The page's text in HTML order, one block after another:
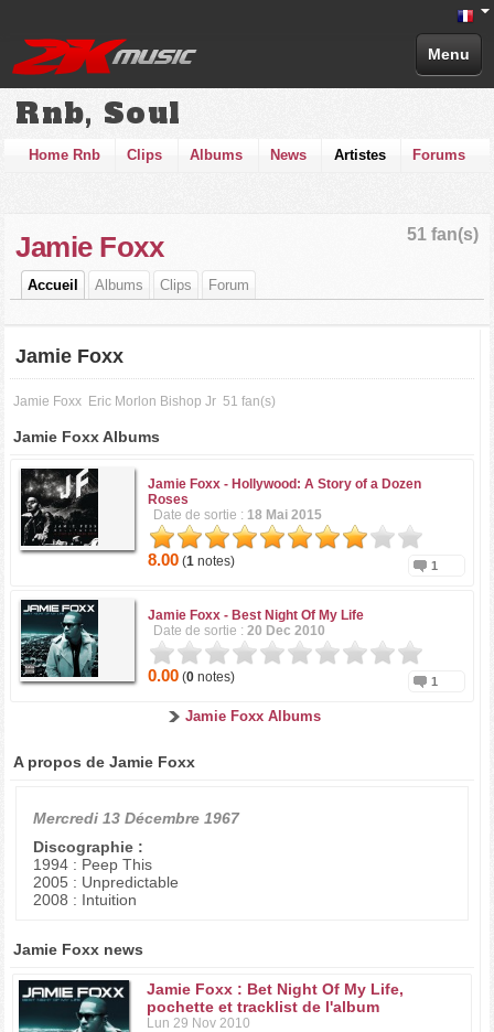
Menu
Rnb, Soul
Home Rnb Clips Albums News Artistes Forums
51 fan(s)
Jamie Foxx
Accueil Albums Clips Forum
Jamie Foxx
Jamie Foxx Eric Morlon Bishop Jr 51 fan(s)
Jamie Foxx Albums
Jamie Foxx - Hollywood: A Story of a Dozen
Roses
Date de sortie : 18 Mai 2015
8.00 (1 notes) 1
Jamie Foxx - Best Night Of My Life
Date de sortie :20 Dec 2010
0.00 (0 notes) 1
Jamie Foxx Albums
A propos de Jamie Foxx
Mercredi 13 Décembre 1967
Discographie :
1994 : Peep This
2005 : Unpredictable
2008 : Intuition
Jamie Foxx news
Jamie Foxx : Bet Night Of My Life,
pochette et tracklist de l'album
Lun 29 Nov 2010